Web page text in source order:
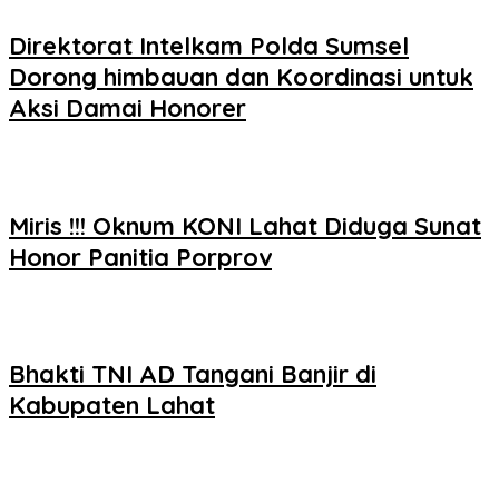
Direktorat Intelkam Polda Sumsel
Dorong himbauan dan Koordinasi untuk
Aksi Damai Honorer
Miris !!! Oknum KONI Lahat Diduga Sunat
Honor Panitia Porprov
Bhakti TNI AD Tangani Banjir di
Kabupaten Lahat